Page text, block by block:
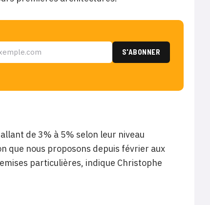
de 3% à 5% selon leur niveau
que nous proposons depuis février aux
particulières, indique Christophe